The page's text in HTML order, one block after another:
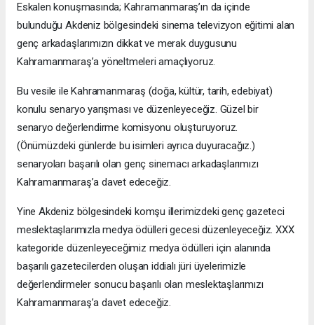
Eskalen konuşmasında; Kahramanmaraş’ın da içinde
bulunduğu Akdeniz bölgesindeki sinema televizyon eğitimi alan
genç arkadaşlarımızın dikkat ve merak duygusunu
Kahramanmaraş’a yöneltmeleri amaçlıyoruz.
Bu vesile ile Kahramanmaraş (doğa, kültür, tarih, edebiyat)
konulu senaryo yarışması ve düzenleyeceğiz. Güzel bir
senaryo değerlendirme komisyonu oluşturuyoruz.
(Önümüzdeki günlerde bu isimleri ayrıca duyuracağız.)
senaryoları başarılı olan genç sinemacı arkadaşlarımızı
Kahramanmaraş’a davet edeceğiz.
Yine Akdeniz bölgesindeki komşu illerimizdeki genç gazeteci
meslektaşlarımızla medya ödülleri gecesi düzenleyeceğiz. XXX
kategoride düzenleyeceğimiz medya ödülleri için alanında
başarılı gazetecilerden oluşan iddialı jüri üyelerimizle
değerlendirmeler sonucu başarılı olan meslektaşlarımızı
Kahramanmaraş’a davet edeceğiz.